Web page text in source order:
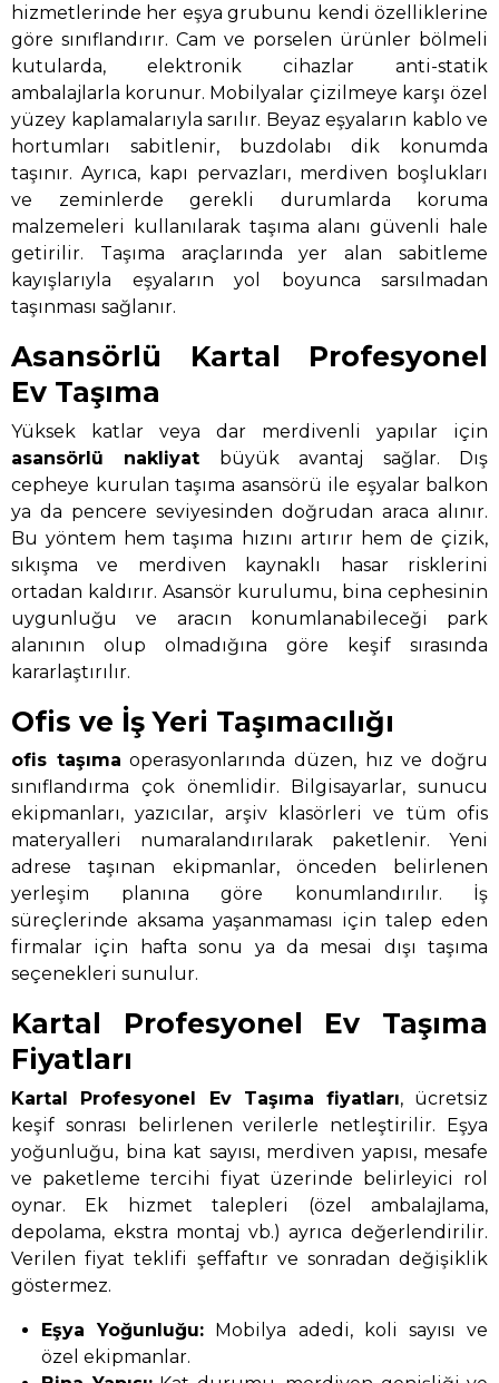
hizmetlerinde her eşya grubunu kendi özelliklerine
göre sınıflandırır. Cam ve porselen ürünler bölmeli
kutularda, elektronik cihazlar anti-statik
ambalajlarla korunur. Mobilyalar çizilmeye karşı özel
yüzey kaplamalarıyla sarılır. Beyaz eşyaların kablo ve
hortumları sabitlenir, buzdolabı dik konumda
taşınır. Ayrıca, kapı pervazları, merdiven boşlukları
ve zeminlerde gerekli durumlarda koruma
malzemeleri kullanılarak taşıma alanı güvenli hale
getirilir. Taşıma araçlarında yer alan sabitleme
kayışlarıyla eşyaların yol boyunca sarsılmadan
taşınması sağlanır.
Asansörlü Kartal Profesyonel
Ev Taşıma
Yüksek katlar veya dar merdivenli yapılar için
asansörlü nakliyat büyük avantaj sağlar. Dış
cepheye kurulan taşıma asansörü ile eşyalar balkon
ya da pencere seviyesinden doğrudan araca alınır.
Bu yöntem hem taşıma hızını artırır hem de çizik,
sıkışma ve merdiven kaynaklı hasar risklerini
ortadan kaldırır. Asansör kurulumu, bina cephesinin
uygunluğu ve aracın konumlanabileceği park
alanının olup olmadığına göre keşif sırasında
kararlaştırılır.
Ofis ve İş Yeri Taşımacılığı
ofis taşıma operasyonlarında düzen, hız ve doğru
sınıflandırma çok önemlidir. Bilgisayarlar, sunucu
ekipmanları, yazıcılar, arşiv klasörleri ve tüm ofis
materyalleri numaralandırılarak paketlenir. Yeni
adrese taşınan ekipmanlar, önceden belirlenen
yerleşim planına göre konumlandırılır. İş
süreçlerinde aksama yaşanmaması için talep eden
firmalar için hafta sonu ya da mesai dışı taşıma
seçenekleri sunulur.
Kartal Profesyonel Ev Taşıma
Fiyatları
Kartal Profesyonel Ev Taşıma fiyatları, ücretsiz
keşif sonrası belirlenen verilerle netleştirilir. Eşya
yoğunluğu, bina kat sayısı, merdiven yapısı, mesafe
ve paketleme tercihi fiyat üzerinde belirleyici rol
oynar. Ek hizmet talepleri (özel ambalajlama,
depolama, ekstra montaj vb.) ayrıca değerlendirilir.
Verilen fiyat teklifi şeffaftır ve sonradan değişiklik
göstermez.
Eşya Yoğunluğu: Mobilya adedi, koli sayısı ve
özel ekipmanlar.